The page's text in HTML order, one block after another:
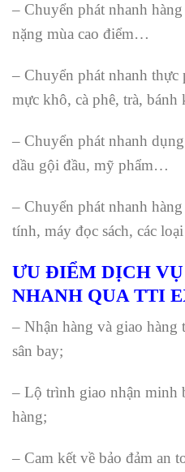
– Chuyển phát nhanh
nặng mùa cao điểm…
– Chuyển phát nhanh
mực khô, cà phê, trà,
– Chuyển phát nhanh
dầu gội đầu, mỹ phẩm…
– Chuyển phát nhanh
tính, máy đọc sách, các
ƯU ĐIỂM DỊCH
NHANH QUA TTI
– Nhận hàng và giao hàng
sân bay;
– Lộ trình giao nhận minh
hàng;
– Cam kết về bảo đảm an